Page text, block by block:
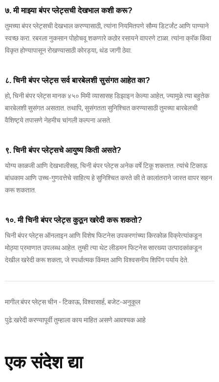
७. मी माझ्या बंपर प्लेट्सची देखभाल कशी करू?
तुमच्या बंपर प्लेट्सची देखभाल करण्यासाठी, त्यांना नियमितपणे सौम्य डिटर्जंट आणि पाण्याने
स्वच्छ करा. रबरला नुकसान पोहोचवू शकणारे कठोर रसायने वापरणे टाळा. त्यांना क्रॅक किंवा
विकृत होण्यापासून रोखण्यासाठी कोरड्या, थंड जागी ठेवा.
८. चिनी बंपर प्लेट्स सर्व बारबेलशी सुसंगत आहेत का?
हो, चिनी बंपर प्लेट्स मानक ४५० मिमी व्यासासह डिझाइन केल्या आहेत, ज्यामुळे त्या बहुतेक
बारबेलशी सुसंगत असतात. तथापि, सुसंगतता सुनिश्चित करण्यासाठी तुमच्या बारबेलची
वैशिष्ट्ये तपासणे नेहमीच चांगली कल्पना असते.
९. चिनी बंपर प्लेट्सचे आयुष्य किती असते?
योग्य काळजी आणि देखभालीसह, चिनी बंपर प्लेट्स अनेक वर्षे टिकू शकतात. त्यांचे टिकाऊ
बांधकाम आणि उच्च-गुणवत्तेचे साहित्य हे सुनिश्चित करते की ते कालांतराने जास्त वापर सहन
करू शकतात.
१०. मी चिनी बंपर प्लेट्स कुठून खरेदी करू शकतो?
चिनी बंपर प्लेट्स ऑनलाइन आणि विशेष फिटनेस उपकरणांच्या किरकोळ विक्रेत्यांकडून
मोठ्या प्रमाणात उपलब्ध आहेत. तुम्ही त्या थेट लीडमन फिटनेस सारख्या उत्पादकांकडून
देखील खरेदी करू शकता, जे स्पर्धात्मक किंमत आणि विश्वसनीय शिपिंग पर्याय देते.
मागील:बंपर प्लेट्स चीन - टिकाऊ, विश्वासार्ह, बजेट-अनुकूल
पुढे:खरेदी करण्यापूर्वी तुम्हाला काय माहित असणे आवश्यक आहे
एक संदेश द्या